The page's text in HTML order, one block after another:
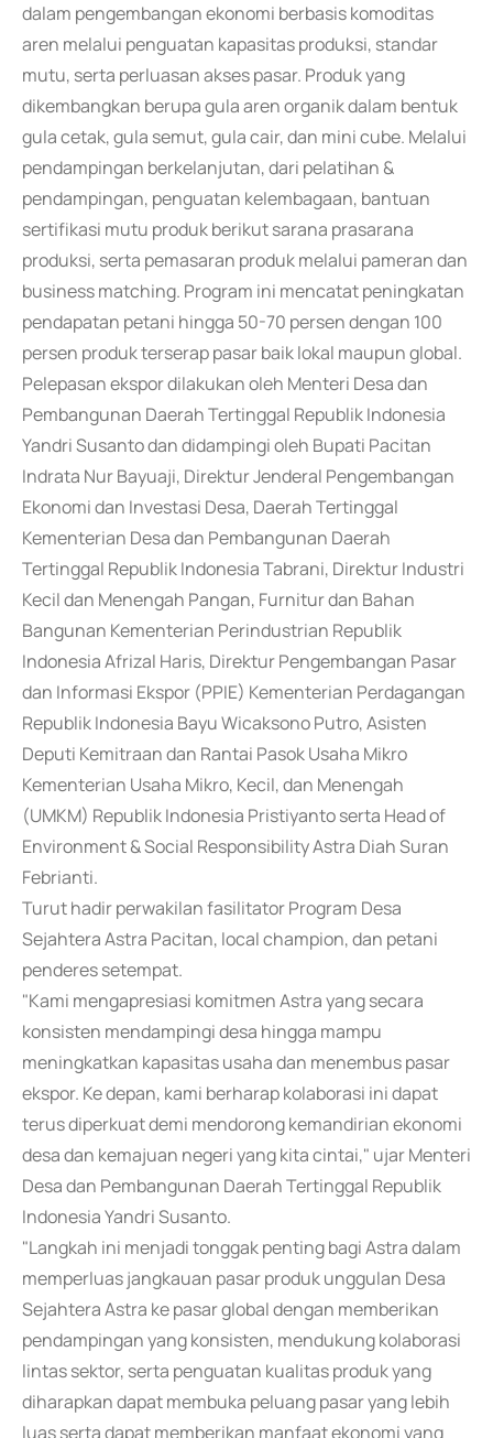
dalam pengembangan ekonomi berbasis komoditas
aren melalui penguatan kapasitas produksi, standar
mutu, serta perluasan akses pasar. Produk yang
dikembangkan berupa gula aren organik dalam bentuk
gula cetak, gula semut, gula cair, dan mini cube. Melalui
pendampingan berkelanjutan, dari pelatihan &
pendampingan, penguatan kelembagaan, bantuan
sertifikasi mutu produk berikut sarana prasarana
produksi, serta pemasaran produk melalui pameran dan
business matching. Program ini mencatat peningkatan
pendapatan petani hingga 50-70 persen dengan 100
persen produk terserap pasar baik lokal maupun global.
Pelepasan ekspor dilakukan oleh Menteri Desa dan
Pembangunan Daerah Tertinggal Republik Indonesia
Yandri Susanto dan didampingi oleh Bupati Pacitan
Indrata Nur Bayuaji, Direktur Jenderal Pengembangan
Ekonomi dan Investasi Desa, Daerah Tertinggal
Kementerian Desa dan Pembangunan Daerah
Tertinggal Republik Indonesia Tabrani, Direktur Industri
Kecil dan Menengah Pangan, Furnitur dan Bahan
Bangunan Kementerian Perindustrian Republik
Indonesia Afrizal Haris, Direktur Pengembangan Pasar
dan Informasi Ekspor (PPIE) Kementerian Perdagangan
Republik Indonesia Bayu Wicaksono Putro, Asisten
Deputi Kemitraan dan Rantai Pasok Usaha Mikro
Kementerian Usaha Mikro, Kecil, dan Menengah
(UMKM) Republik Indonesia Pristiyanto serta Head of
Environment & Social Responsibility Astra Diah Suran
Febrianti.
Turut hadir perwakilan fasilitator Program Desa
Sejahtera Astra Pacitan, local champion, dan petani
penderes setempat.
"Kami mengapresiasi komitmen Astra yang secara
konsisten mendampingi desa hingga mampu
meningkatkan kapasitas usaha dan menembus pasar
ekspor. Ke depan, kami berharap kolaborasi ini dapat
terus diperkuat demi mendorong kemandirian ekonomi
desa dan kemajuan negeri yang kita cintai," ujar Menteri
Desa dan Pembangunan Daerah Tertinggal Republik
Indonesia Yandri Susanto.
"Langkah ini menjadi tonggak penting bagi Astra dalam
memperluas jangkauan pasar produk unggulan Desa
Sejahtera Astra ke pasar global dengan memberikan
pendampingan yang konsisten, mendukung kolaborasi
lintas sektor, serta penguatan kualitas produk yang
diharapkan dapat membuka peluang pasar yang lebih
luas serta dapat memberikan manfaat ekonomi yang